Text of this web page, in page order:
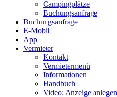
Campingplätze
Buchungsanfrage
Buchungsanfrage
E-Mobil
App
Vermieter
Kontakt
Vermietermenü
Informationen
Handbuch
Video: Anzeige anlegen